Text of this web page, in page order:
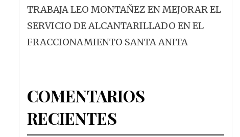
TRABAJA LEO MONTAÑEZ EN MEJORAR EL
SERVICIO DE ALCANTARILLADO EN EL
FRACCIONAMIENTO SANTA ANITA
COMENTARIOS
RECIENTES